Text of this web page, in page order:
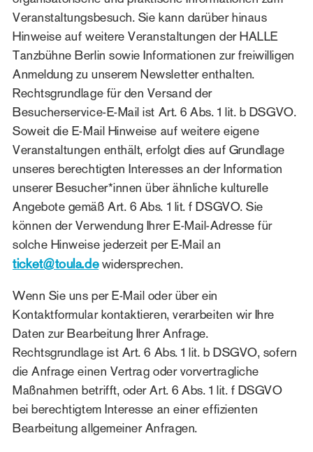
Veranstaltungsbesuch. Sie kann darüber hinaus
Hinweise auf weitere Veranstaltungen der HALLE
Tanzbühne Berlin sowie Informationen zur freiwilligen
Anmeldung zu unserem Newsletter enthalten.
Rechtsgrundlage für den Versand der
Besucherservice-E-Mail ist Art. 6 Abs. 1 lit. b DSGVO.
Soweit die E-Mail Hinweise auf weitere eigene
Veranstaltungen enthält, erfolgt dies auf Grundlage
unseres berechtigten Interesses an der Information
unserer Besucher*innen über ähnliche kulturelle
Angebote gemäß Art. 6 Abs. 1 lit. f DSGVO. Sie
können der Verwendung Ihrer E-Mail-Adresse für
solche Hinweise jederzeit per E-Mail an
ticket@toula.dewidersprechen.
Wenn Sie uns per E-Mail oder über ein
Kontaktformular kontaktieren, verarbeiten wir Ihre
Daten zur Bearbeitung Ihrer Anfrage.
Rechtsgrundlage ist Art. 6 Abs. 1 lit. b DSGVO, sofern
die Anfrage einen Vertrag oder vorvertragliche
Maßnahmen betrifft, oder Art. 6 Abs. 1 lit. f DSGVO
bei berechtigtem Interesse an einer effizienten
Bearbeitung allgemeiner Anfragen.